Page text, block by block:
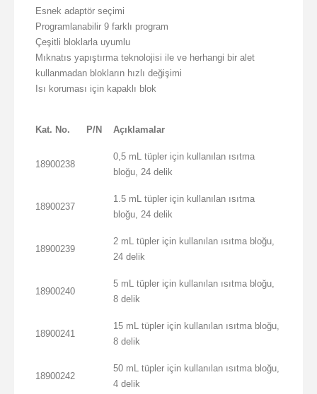
Esnek adaptör seçimi
Programlanabilir 9 farklı program
Çeşitli bloklarla uyumlu
Mıknatıs yapıştırma teknolojisi ile ve herhangi bir alet
kullanmadan blokların hızlı değişimi
Isı koruması için kapaklı blok
Kat. No. P/N Açıklamalar
18900238
0,5 mL tüpler için kullanılan ısıtma
bloğu, 24 delik
18900237
1.5 mL tüpler için kullanılan ısıtma
bloğu, 24 delik
18900239
2 mL tüpler için kullanılan ısıtma bloğu,
24 delik
18900240
5 mL tüpler için kullanılan ısıtma bloğu,
8 delik
18900241
15 mL tüpler için kullanılan ısıtma bloğu,
8 delik
18900242
50 mL tüpler için kullanılan ısıtma bloğu,
4 delik